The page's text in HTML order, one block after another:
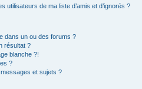
utilisateurs de ma liste d’amis et d’ignorés ?
dans un ou des forums ?
résultat ?
blanche ?!
?
et sujets ?